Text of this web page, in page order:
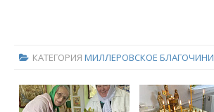
КАТЕГОРИЯ МИЛЛЕРОВСКОЕ